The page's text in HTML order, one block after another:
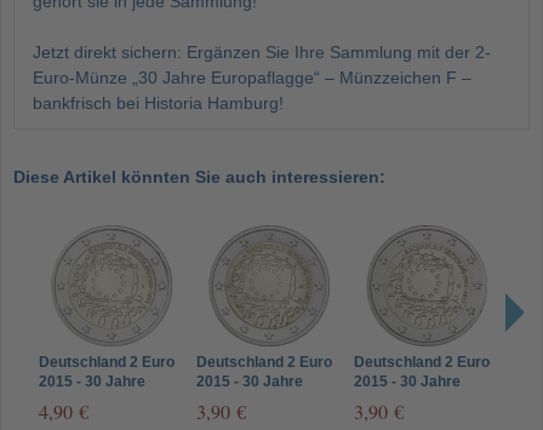
Jetzt direkt sichern: Ergänzen Sie Ihre Sammlung mit der 2-
Euro-Münze „30 Jahre Europaflagge“ – Münzzeichen F –
bankfrisch bei Historia Hamburg!
Diese Artikel könnten Sie auch interessieren:
Deutschland 2 Euro
2015 - 30 Jahre
Münzzeichen A
4,90 €
Deutschland 2 Euro
2015 - 30 Jahre
Münzzeichen D
3,90 €
Deutschland 2 Euro
2015 - 30 Jahre
Münzzeichen G
3,90 €